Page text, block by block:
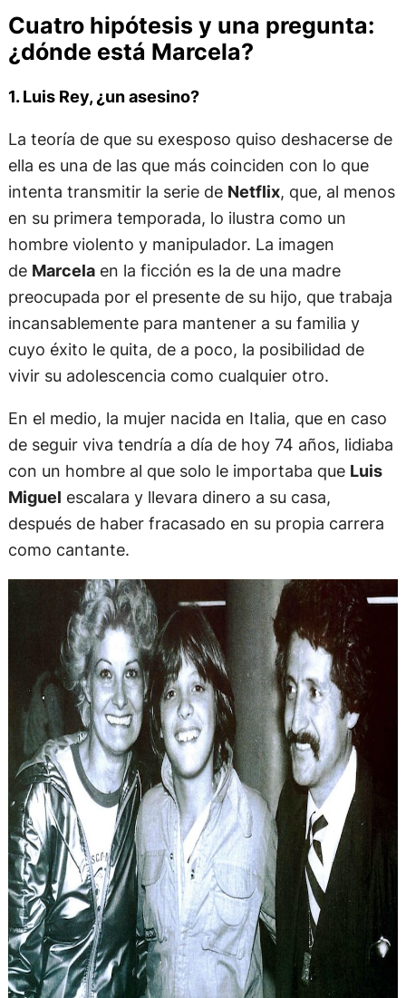
Cuatro hipótesis y una pregunta:
¿dónde está Marcela?
1. Luis Rey, ¿un asesino?
La teoría de que su exesposo quiso deshacerse de
ella es una de las que más coinciden con lo que
intenta transmitir la serie de Netflix, que, al menos
en su primera temporada, lo ilustra como un
hombre violento y manipulador. La imagen
de Marcelaen la ficción es la de una madre
preocupada por el presente de su hijo, que trabaja
incansablemente para mantener a su familia y
cuyo éxito le quita, de a poco, la posibilidad de
vivir su adolescencia como cualquier otro.
En el medio, la mujer nacida en Italia, que en caso
de seguir viva tendría a día de hoy 74 años, lidiaba
con un hombre al que solo le importaba que Luis
Miguel escalara y llevara dinero a su casa,
después de haber fracasado en su propia carrera
como cantante.